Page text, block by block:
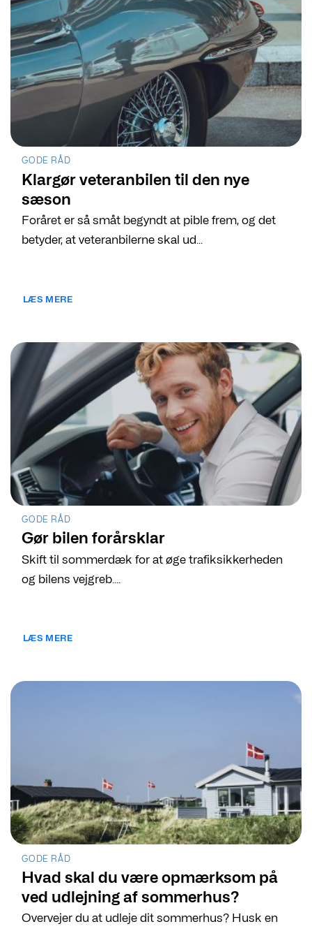
GODE RÅD
Klargør veteranbilen til den nye
sæson
Foråret er så småt begyndt at pible frem, og det
betyder, at veteranbilerne skal ud...
LÆS MERE
GODE RÅD
Gør bilen forårsklar
Skift til sommerdæk for at øge trafiksikkerheden
og bilens vejgreb....
LÆS MERE
GODE RÅD
Hvad skal du være opmærksom på
ved udlejning af sommerhus?
Overvejer du at udleje dit sommerhus? Husk en